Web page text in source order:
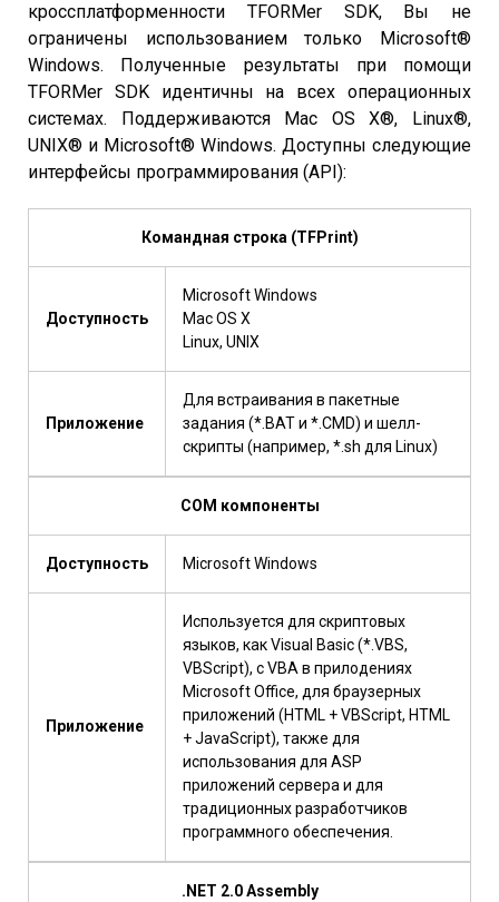
кроссплатформенности TFORMer SDK, Вы не
ограничены использованием только Microsoft®
Windows. Полученные результаты при помощи
TFORMer SDK идентичны на всех операционных
системах. Поддерживаются Mac OS X®, Linux®,
UNIX® и Microsoft® Windows. Доступны следующие
интерфейсы программирования (API):
Командная строка (TFPrint)
Доступность
Microsoft Windows
Mac OS X
Linux, UNIX
Приложение
Для встраивания в пакетные
задания (*.BAT и *.CMD) и шелл-
скрипты (например, *.sh для Linux)
COM компоненты
Доступность Microsoft Windows
Приложение
Используется для скриптовых
языков, как Visual Basic (*.VBS,
VBScript), с VBA в прилодениях
Microsoft Office, для браузерных
приложений (HTML + VBScript, HTML
+ JavaScript), также для
использования для ASP
приложений сервера и для
традиционных разработчиков
программного обеспечения.
.NET 2.0 Assembly